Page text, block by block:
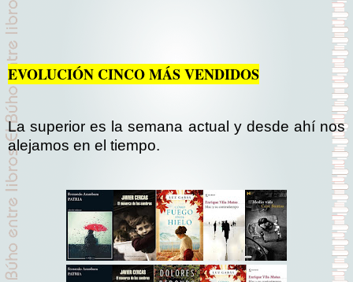
EVOLUCIÓN CINCO MÁS VENDIDOS
La superior es la semana actual y desde ahí nos
alejamos en el tiempo.